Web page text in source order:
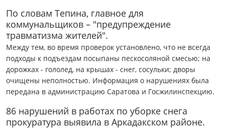
По словам Тепина, главное для
коммунальщиков – "предупреждение
травматизма жителей".
Между тем, во время проверок установлено, что не всегда
подходы к подъездам посыпаны пескосоляной смесью; на
дорожках - гололед, на крышах - снег, сосульки; дворы
очищены неполностью. Информация о нарушениях была
передана в администрацию Саратова и Госжилинспекцию.
86 нарушений в работах по уборке снега
прокуратура выявила в Аркадакском районе.